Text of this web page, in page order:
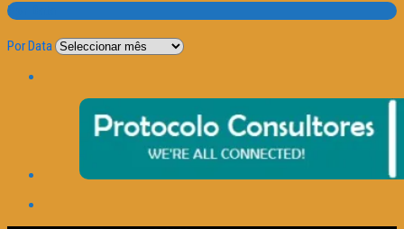
Por Data
Por Data